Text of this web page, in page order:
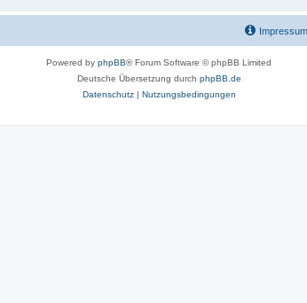
Impressum
Powered by phpBB® Forum Software © phpBB Limited
Deutsche Übersetzung durch phpBB.de
Datenschutz| Nutzungsbedingungen